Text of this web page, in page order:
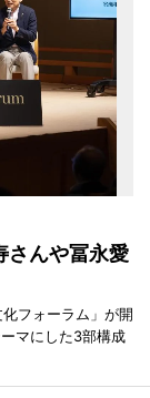
んや冨永愛
フォーラム」が開
マにした3部構成